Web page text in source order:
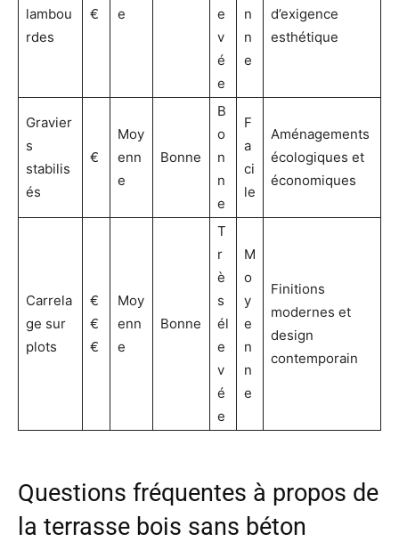
lambou
rdes
€
e
e
v
é
e
n
n
e
d’exigence
esthétique
Gravier
s
stabilis
és
€
Moy
enn
e
Bonne
B
o
n
n
e
F
a
ci
le
Aménagements
écologiques et
économiques
Carrela
ge sur
plots
€
€
€
Moy
enn
e
Bonne
T
r
è
s
él
e
v
é
e
M
o
y
e
n
n
e
Finitions
modernes et
design
contemporain
Questions fréquentes à propos de
la terrasse bois sans béton